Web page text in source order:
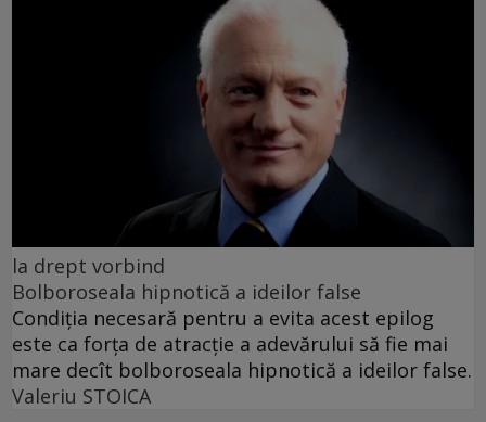
la drept vorbind
Bolboroseala hipnotică a ideilor false
Condiția necesară pentru a evita acest epilog
este ca forța de atracție a adevărului să fie mai
mare decît bolboroseala hipnotică a ideilor false.
Valeriu STOICA